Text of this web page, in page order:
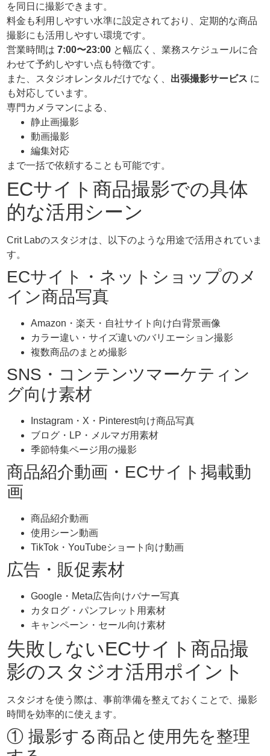
を同日に撮影できます。
料金も利用しやすい水準に設定されており、定期的な商品
撮影にも活用しやすい環境です。
営業時間は7:00〜23:00 と幅広く、業務スケジュールに合
わせて予約しやすい点も特徴です。
また、スタジオレンタルだけでなく、 出張撮影サービス に
も対応しています。
専門カメラマンによる、
静止画撮影
動画撮影
編集対応
まで一括で依頼することも可能です。
ECサイト商品撮影での具体
的な活用シーン
Crit Labのスタジオは、以下のような用途で活用されていま
す。
ECサイト・ネットショップのメ
イン商品写真
Amazon・楽天・自社サイト向け白背景画像
カラー違い・サイズ違いのバリエーション撮影
複数商品のまとめ撮影
SNS・コンテンツマーケティン
グ向け素材
Instagram・X・Pinterest向け商品写真
ブログ・LP・メルマガ用素材
季節特集ページ用の撮影
商品紹介動画・ECサイト掲載動
画
商品紹介動画
使用シーン動画
TikTok・YouTubeショート向け動画
広告・販促素材
Google・Meta広告向けバナー写真
カタログ・パンフレット用素材
キャンペーン・セール向け素材
失敗しないECサイト商品撮
影のスタジオ活用ポイント
スタジオを使う際は、事前準備を整えておくことで、撮影
時間を効率的に使えます。
① 撮影する商品と使用先を整理